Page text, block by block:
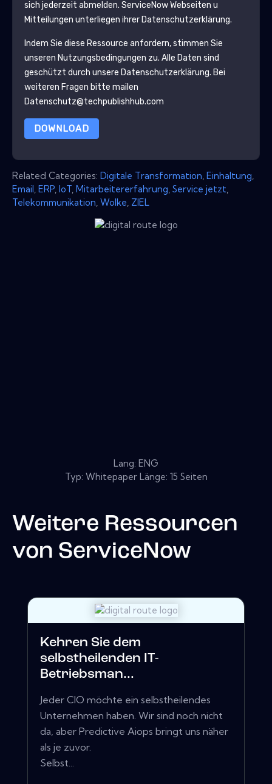
sich jederzeit abmelden. ServiceNowWebseiten u
Mitteilungen unterliegen ihrer Datenschutzerklärung.
Indem Sie diese Ressource anfordern, stimmen Sie
unseren Nutzungsbedingungen zu. Alle Daten sind
geschützt durch unsere Datenschutzerklärung. Bei
weiteren Fragen bitte mailen
Datenschutz@techpublishhub.com
DOWNLOAD
Related Categories: Digitale Transformation Einhaltung
Email ERP IoT Mitarbeitererfahrung Service jetzt
Telekommunikation Wolke ZIEL
Lang: ENG
Typ: Whitepaper Länge: 15 Seiten
Weitere Ressourcen
von ServiceNow
Kehren Sie dem
selbstheilenden IT-
Betriebsman...
Jeder CIO möchte ein selbstheilendes
Unternehmen haben. Wir sind noch nicht
da, aber Predictive Aiops bringt uns näher
als je zuvor.
Selbst...